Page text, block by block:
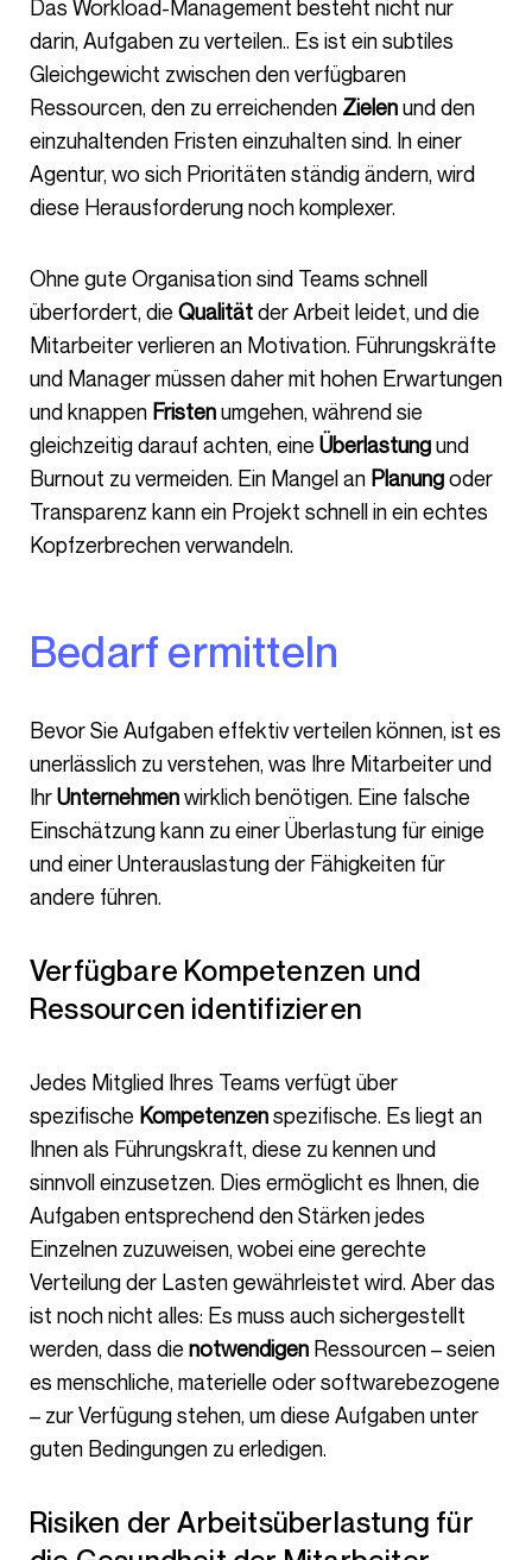
Das Workload-Management besteht nicht nur
darin, Aufgaben zu verteilen.. Es ist ein subtiles
Gleichgewicht zwischen den verfügbaren
Ressourcen, den zu erreichenden Zielenund den
einzuhaltenden Fristen einzuhalten sind. In einer
Agentur, wo sich Prioritäten ständig ändern, wird
diese Herausforderung noch komplexer.
Ohne gute Organisation sind Teams schnell
überfordert, die Qualitätder Arbeit leidet, und die
Mitarbeiter verlieren an Motivation. Führungskräfte
und Manager müssen daher mit hohen Erwartungen
und knappen Fristenumgehen, während sie
gleichzeitig darauf achten, eine Überlastungund
Burnout zu vermeiden. Ein Mangel an Planungoder
Transparenz kann ein Projekt schnell in ein echtes
Kopfzerbrechen verwandeln.
Bedarf ermitteln
Bevor Sie Aufgaben effektiv verteilen können, ist es
unerlässlich zu verstehen, was Ihre Mitarbeiter und
IhrUnternehmenwirklich benötigen. Eine falsche
Einschätzung kann zu einer Überlastung für einige
und einer Unterauslastung der Fähigkeiten für
andere führen.
Verfügbare Kompetenzen und
Ressourcen identifizieren
Jedes Mitglied Ihres Teams verfügt über
spezifische Kompetenzenspezifische. Es liegt an
Ihnen als Führungskraft, diese zu kennen und
sinnvoll einzusetzen. Dies ermöglicht es Ihnen, die
Aufgaben entsprechend den Stärken jedes
Einzelnen zuzuweisen, wobei eine gerechte
Verteilung der Lasten gewährleistet wird. Aber das
ist noch nicht alles: Es muss auch sichergestellt
werden, dass die notwendigen Ressourcen – seien
es menschliche, materielle oder softwarebezogene
– zur Verfügung stehen, um diese Aufgaben unter
guten Bedingungen zu erledigen.
Risiken der Arbeitsüberlastung für